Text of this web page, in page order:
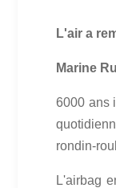
L'air a
Marine
6000 ans
rondin-
L'airbag